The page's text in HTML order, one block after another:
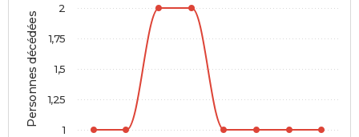
Personnes décédées
1
1,25
1,5
1,75
2